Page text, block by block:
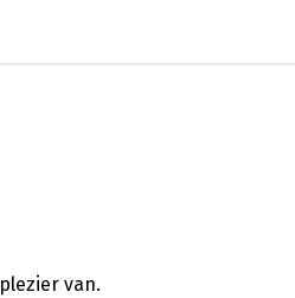
van.